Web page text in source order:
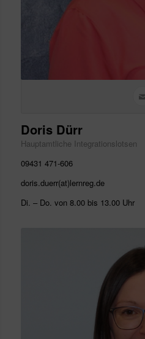
Doris Dürr
Hauptamtliche Integrationslotsen
09431 471-606
doris.duerr(at)lernreg.de
Di. – Do. von 8.00 bis 13.00 Uhr